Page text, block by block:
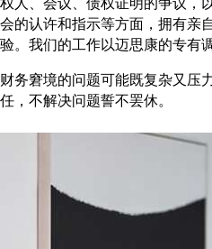
会的认许和指示等方面，拥有亲
验。我们的工作以迈思康的专有
财务窘境的问题可能既复杂又压
任，不解决问题誓不罢休。